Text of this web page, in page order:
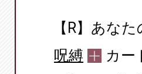
【R】あな
呪縛
カー